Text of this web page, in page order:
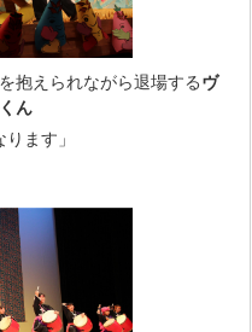
抱えられながら退場するヴ
ん
ります」